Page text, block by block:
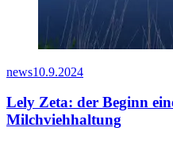
news10.9.2024
Lely Zeta: der Beginn
Milchviehhaltung